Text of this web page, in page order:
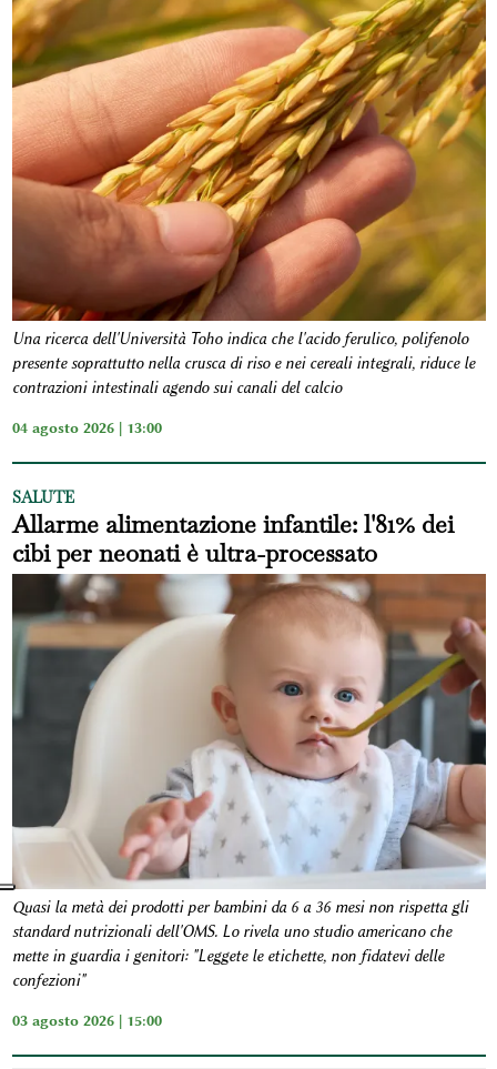
Una ricerca dell'Università Toho indica che l'acido ferulico, polifenolo
presente soprattutto nella crusca di riso e nei cereali integrali, riduce le
contrazioni intestinali agendo sui canali del calcio
04 agosto 2026 | 13:00
SALUTE
Allarme alimentazione infantile: l'81% dei
cibi per neonati è ultra-processato
Quasi la metà dei prodotti per bambini da 6 a 36 mesi non rispetta gli
standard nutrizionali dell'OMS. Lo rivela uno studio americano che
mette in guardia i genitori: "Leggete le etichette, non fidatevi delle
confezioni"
03 agosto 2026 | 15:00